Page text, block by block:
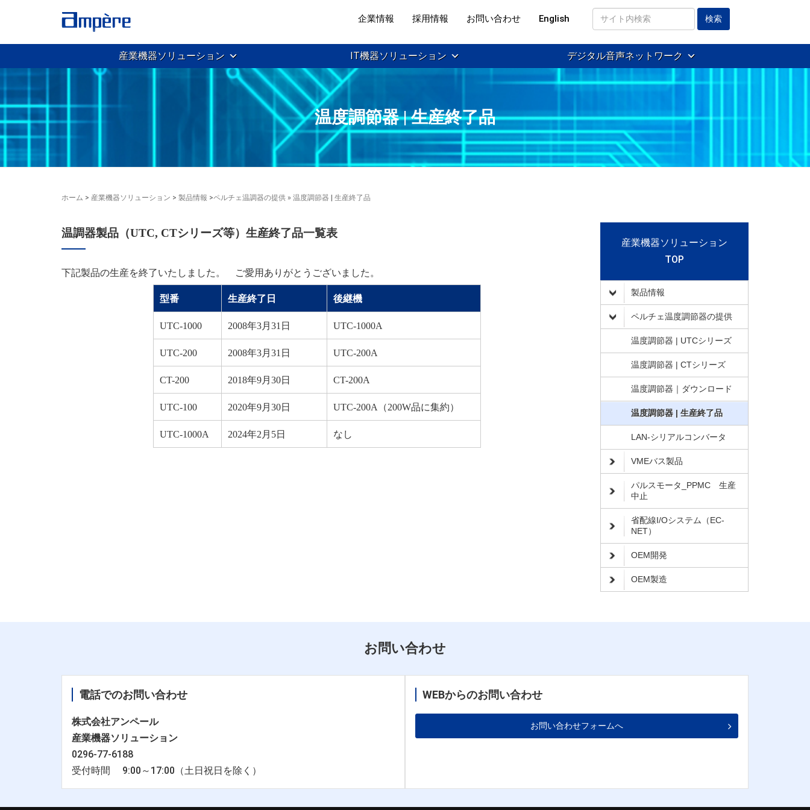
企業情報 採用情報 お問い合わせ English
サ
イ
ト
産業機器ソリューション IT機器ソリューション デジタル音声ネットワーク
温度調節器 | 生産終了品
ホーム > 産業機器ソリューション > 製品情報 >ペルチェ温調器の提供 » 温度調節器 | 生産終了品
温調器製品（UTC, CTシリーズ等）生産終了品一覧表
下記製品の生産を終了いたしました。 ご愛用ありがとうございました。
型番 生産終了日 後継機
UTC-1000 2008年3月31日 UTC-1000A
UTC-200 2008年3月31日 UTC-200A
CT-200 2018年9月30日 CT-200A
UTC-100 2020年9月30日 UTC-200A（200W品に集約）
UTC-1000A 2024年2月5日 なし
産業機器ソリューション
TOP
製品情報
ペルチェ温度調節器の提供
温度調節器 | UTCシリーズ
温度調節器 | CTシリーズ
温度調節器｜ダウンロード
温度調節器 | 生産終了品
LAN-シリアルコンバータ
VMEバス製品
パルスモータ_PPMC 生産
中止
省配線I/Oシステム（EC-
NET）
OEM開発
OEM製造
お問い合わせ
電話でのお問い合わせ
株式会社アンペール
産業機器ソリューション
0296-77-6188
受付時間 9:00～17:00（土日祝日を除く）
WEBからのお問い合わせ
お問い合わせフォームへ